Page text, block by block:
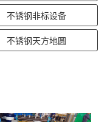
不锈钢非标设备
不锈钢天方地圆